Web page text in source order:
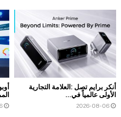
أنكر برايم تصل :العلامة التجارية
الأولى عالمياً في...
2026-08-06